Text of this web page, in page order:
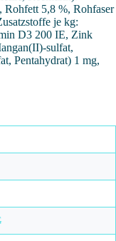
Rohfett 5,8 %, Rohfaser
je kg:
D3 200 IE, Zink
sulfat,
Pentahydrat) 1 mg,